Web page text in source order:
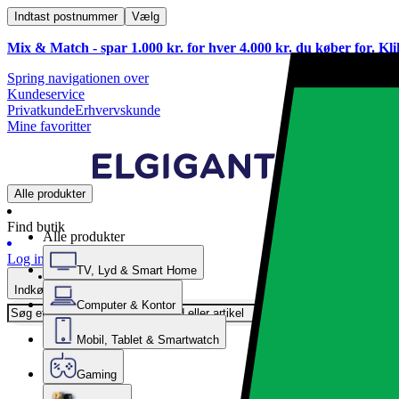
Indtast postnummer Vælg
Mix & Match - spar 1.000 kr. for hver 4.000 kr. du køber for.
Spring navigationen over
Kundeservice
PrivatkundeErhvervskunde
Mine favoritter
Alle produkter
Find butik
Log ind
Indkøbskurv
Alle produkter
TV, Lyd & Smart Home
Computer & Kontor
Mobil, Tablet & Smartwatch
Gaming